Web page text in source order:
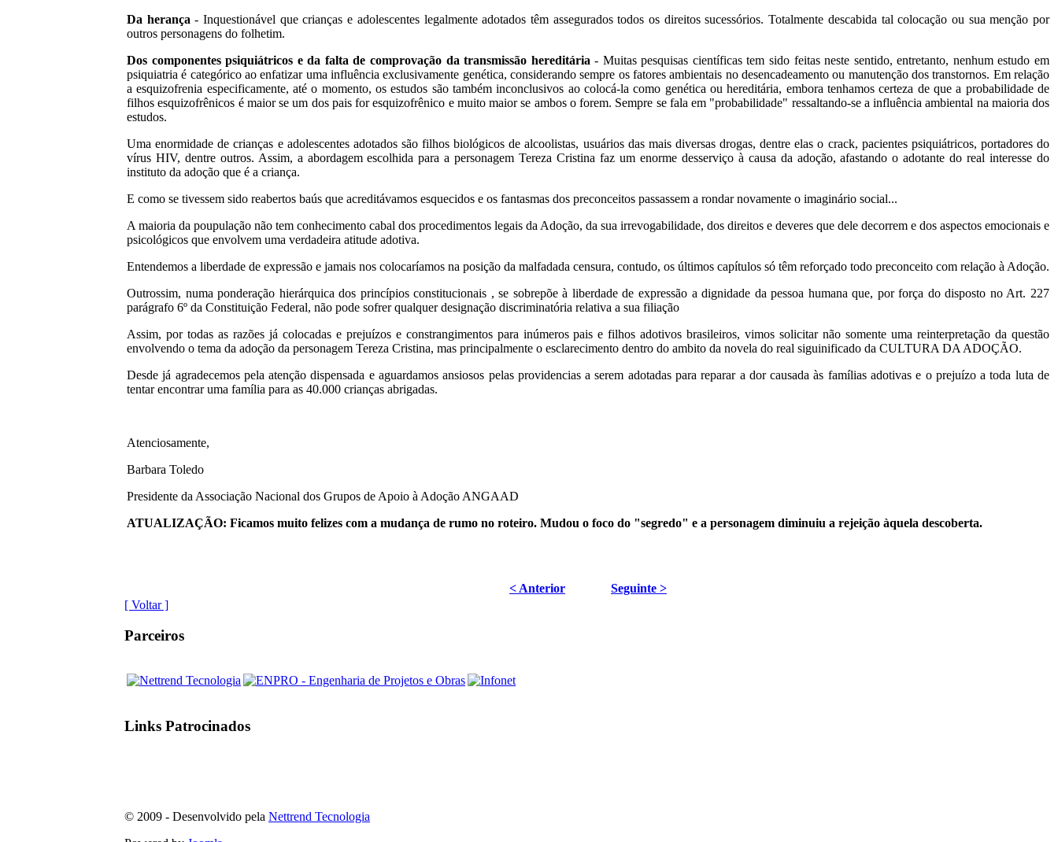
Da herança - Inquestionável que crianças e adolescentes legalmente adotados têm assegurados todos os direitos sucessórios. Totalmente descabida tal colocação ou sua menção por
outros personagens do folhetim.
Dos componentes psiquiátricos e da falta de comprovação da transmissão hereditária - Muitas pesquisas científicas tem sido feitas neste sentido, entretanto, nenhum estudo em
psiquiatria é categórico ao enfatizar uma influência exclusivamente genética, considerando sempre os fatores ambientais no desencadeamento ou manutenção dos transtornos. Em relação
a esquizofrenia especificamente, até o momento, os estudos são também inconclusivos ao colocá-la como genética ou hereditária, embora tenhamos certeza de que a probabilidade de
filhos esquizofrênicos é maior se um dos pais for esquizofrênico e muito maior se ambos o forem. Sempre se fala em "probabilidade" ressaltando-se a influência ambiental na maioria dos
estudos.
Uma enormidade de crianças e adolescentes adotados são filhos biológicos de alcoolistas, usuários das mais diversas drogas, dentre elas o crack, pacientes psiquiátricos, portadores do
vírus HIV, dentre outros. Assim, a abordagem escolhida para a personagem Tereza Cristina faz um enorme desserviço à causa da adoção, afastando o adotante do real interesse do
instituto da adoção que é a criança.
E como se tivessem sido reabertos baús que acreditávamos esquecidos e os fantasmas dos preconceitos passassem a rondar novamente o imaginário social...
A maioria da poupulação não tem conhecimento cabal dos procedimentos legais da Adoção, da sua irrevogabilidade, dos direitos e deveres que dele decorrem e dos aspectos emocionais e
psicológicos que envolvem uma verdadeira atitude adotiva.
Entendemos a liberdade de expressão e jamais nos colocaríamos na posição da malfadada censura, contudo, os últimos capítulos só têm reforçado todo preconceito com relação à Adoção.
Outrossim, numa ponderação hierárquica dos princípios constitucionais , se sobrepõe à liberdade de expressão a dignidade da pessoa humana que, por força do disposto no Art. 227
parágrafo 6º da Constituição Federal, não pode sofrer qualquer designação discriminatória relativa a sua filiação
Assim, por todas as razões já colocadas e prejuízos e constrangimentos para inúmeros pais e filhos adotivos brasileiros, vimos solicitar não somente uma reinterpretação da questão
envolvendo o tema da adoção da personagem Tereza Cristina, mas principalmente o esclarecimento dentro do ambito da novela do real siguinificado da CULTURA DA ADOÇÃO.
Desde já agradecemos pela atenção dispensada e aguardamos ansiosos pelas providencias a serem adotadas para reparar a dor causada às famílias adotivas e o prejuízo a toda luta de
tentar encontrar uma família para as 40.000 crianças abrigadas.
Atenciosamente,
Barbara Toledo
Presidente da Associação Nacional dos Grupos de Apoio à Adoção ANGAAD
ATUALIZAÇÃO: Ficamos muito felizes com a mudança de rumo no roteiro. Mudou o foco do "segredo" e a personagem diminuiu a rejeição àquela descoberta.
< Anterior
Seguinte >
[ Voltar ]
Parceiros
Links Patrocinados
© 2009 - Desenvolvido pela Nettrend Tecnologia